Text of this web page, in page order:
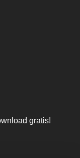
gratis!